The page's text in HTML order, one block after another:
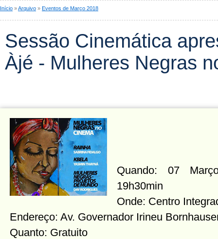
Início »Arquivo » Eventos de Março 2018
Sessão Cinemática
Àjé - Mulheres Negras
Quando: 07
19h30min
Onde: Centro
Endereço: Av. Governador Irineu
Quanto: Gratuito